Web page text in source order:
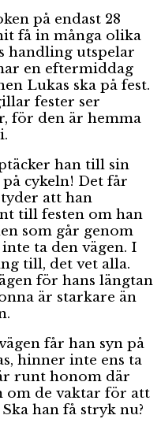
på endast 28
få in många olika
handling utspelar
en eftermiddag
Lukas ska på fest.
fester ser
för den är hemma
han till sin
cykeln! Det får
att han
till festen om han
som går genom
ta den vägen. I
till, det vet alla.
för hans längtan
är starkare än
får han syn på
hinner inte ens ta
runt honom där
om de vaktar för att
han få stryk nu?